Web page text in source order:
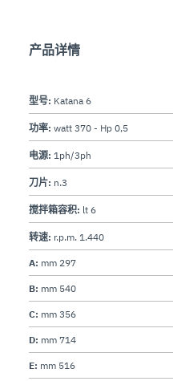
产品详情
型号: Katana 6
功率: watt 370 - Hp 0,5
电源: 1ph/3ph
刀片: n.3
搅拌箱容积: lt 6
转速: r.p.m. 1.440
A: mm 297
B: mm 540
C: mm 356
D: mm 714
E: mm 516